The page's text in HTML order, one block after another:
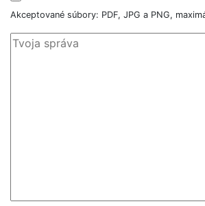
Akceptované súbory: PDF, JPG a PNG,